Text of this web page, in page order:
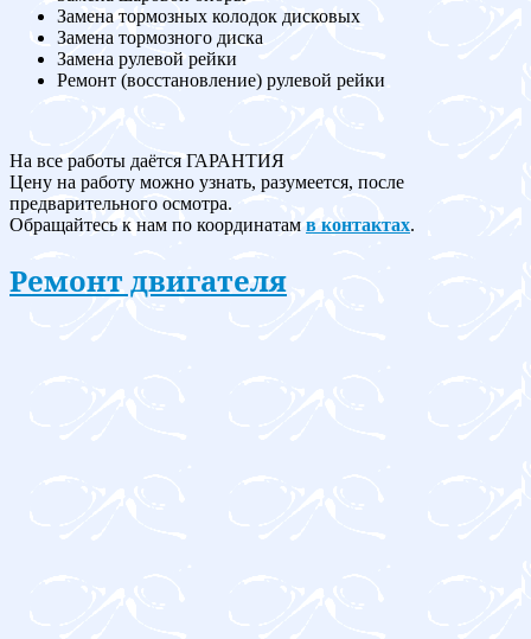
Замена тормозных колодок дисковых
Замена тормозного диска
Замена рулевой рейки
Ремонт (восстановление) рулевой рейки
На все работы даётся ГАРАНТИЯ
Цену на работу можно узнать, разумеется, после
предварительного осмотра.
Обращайтесь к нам по координатам в контактах.
Ремонт двигателя